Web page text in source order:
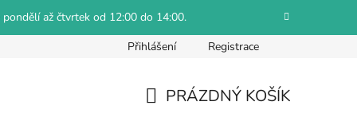
až čtvrtek od 12:00 do 14:00.
Obchodní podmínky
Přihlášení Registrace
PRÁZDNÝ KOŠÍK